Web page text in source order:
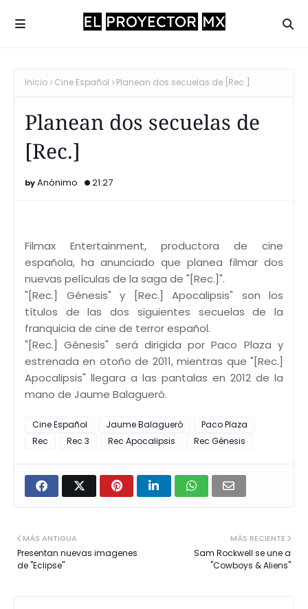
Inicio Cine Español Planean dos secuelas de [Rec.]
Planean dos secuelas de
[Rec.]
Anónimo 21:27
Filmax Entertainment, productora de cine
española, ha anunciado que planea filmar dos
nuevas películas de la saga de "[Rec.]".
"[Rec.] Génesis" y [Rec.] Apocalipsis" son los
títulos de las dos siguientes secuelas de la
franquicia de cine de terror español.
"[Rec.] Génesis" será dirigida por Paco Plaza y
estrenada en otoño de 2011, mientras que "[Rec.]
Apocalipsis" llegara a las pantalas en 2012 de la
mano de Jaume Balagueró.
Cine Español Jaume Balagueró
Paco Plaza
Rec
Rec 3 Rec Apocalipsis Rec Génesis
MÁS RECIENTE
Sam Rockwell se une a
"Cowboys & Aliens"
MÁS ANTIGUA
Presentan nuevas imagenes
de "Eclipse"